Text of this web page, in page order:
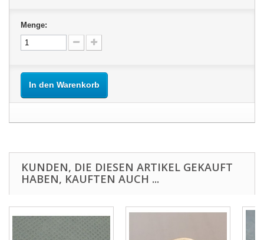
Menge:
In den Warenkorb
KUNDEN, DIE DIESEN ARTIKEL GEKAUFT
HABEN, KAUFTEN AUCH ...